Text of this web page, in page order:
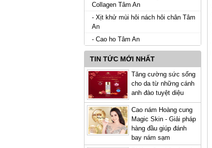
Collagen Tâm An
- Xịt khử mùi hôi nách hôi chân Tâm
An
- Cao ho Tâm An
TIN TỨC MỚI NHẤT
Tăng cường sức sống
cho da từ những cánh
anh đào tuyệt diệu
Cao nám Hoàng cung
Magic Skin - Giải pháp
hàng đầu giúp đánh
bay nám sạm